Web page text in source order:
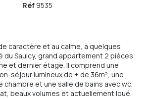
Réf 9535
caractère et au calme, à quelques
du Saulcy, grand appartement 2 pièces
et dernier étage. Il comprend une
séjour lumineux de + de 36m², une
chambre et une salle de bains avec wc.
beaux volumes et actuellement loué.